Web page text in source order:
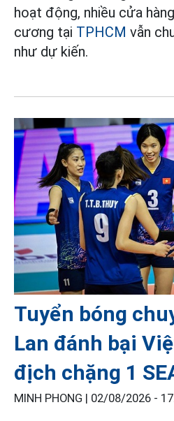
hoạt động, nhiều cửa
cương tại TPHCM vẫn
như dự kiến.
Tuyển bóng
Lan đánh bại
địch chặng 1
MINH PHONG | 02/08/2026 -